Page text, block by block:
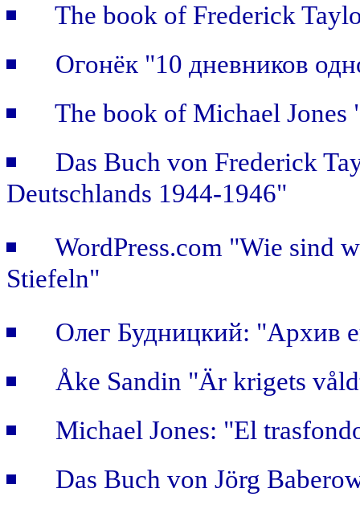
The book of Frederick
Огонёк "10 дневников
The book of Michael
Das Buch von Frederick
Deutschlands 1944-1946"
WordPress.com "Wie sind
Stiefeln"
Олег Будницкий: "Архив
Åke Sandin "Är krigets
Michael Jones: "El
Das Buch von Jörg